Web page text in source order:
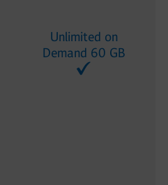
Unlimited on
Demand 60 GB